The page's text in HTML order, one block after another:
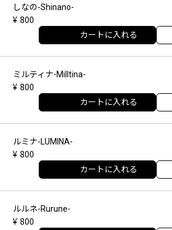
しなの-Shinano-
800
カートに入れる
ミルティナ-Milltina-
800
カートに入れる
ルミナ-LUMINA-
800
カートに入れる
ルルネ-Rurune-
800